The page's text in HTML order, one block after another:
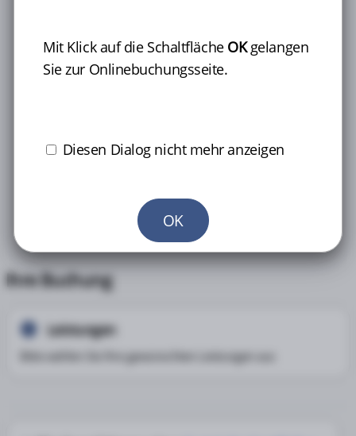
Es gibt drei Möglichkeiten, wie uns Ihre Angaben
erreichen können:
Mit Klick auf die Schaltfläche OKgelangen
Sie zur Onlinebuchungsseite.
Diesen Dialog nicht mehr anzeigen
OK
Ihre Buchung
1 Leistungen
Bitte wählen Sie Ihre gewünschten Leistungen aus